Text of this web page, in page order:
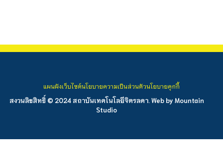
สงวนลิขสิทธิ์ © 2024 สถาบันเทคโนโลยีจิตรลดา. Web by Mountain
Studio
แผนผังเว็บไซต์นโยบายความเป็นส่วนตัวนโยบายคุกกี้